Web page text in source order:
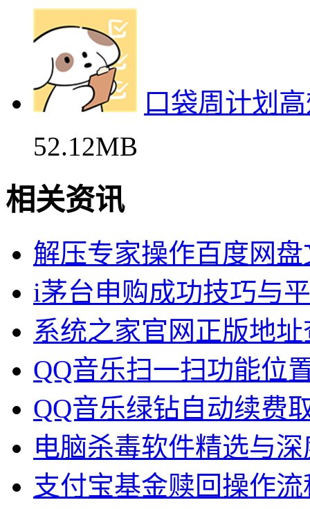
口袋周计划
52.12MB
相关资讯
解压专家操作百度网
i茅台申购成功技巧与
系统之家官网正版地
QQ音乐扫一扫功能位
QQ音乐绿钻自动续费
电脑杀毒软件精选与
支付宝基金赎回操作